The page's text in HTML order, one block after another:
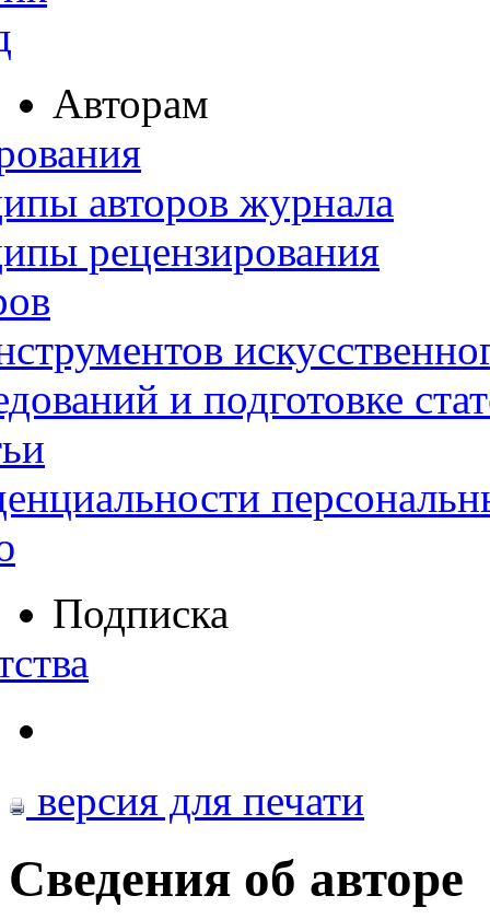
Авторам
авторов журнала
рецензирования
и подготовке
Подписка
версия для печати
Сведения об авторе